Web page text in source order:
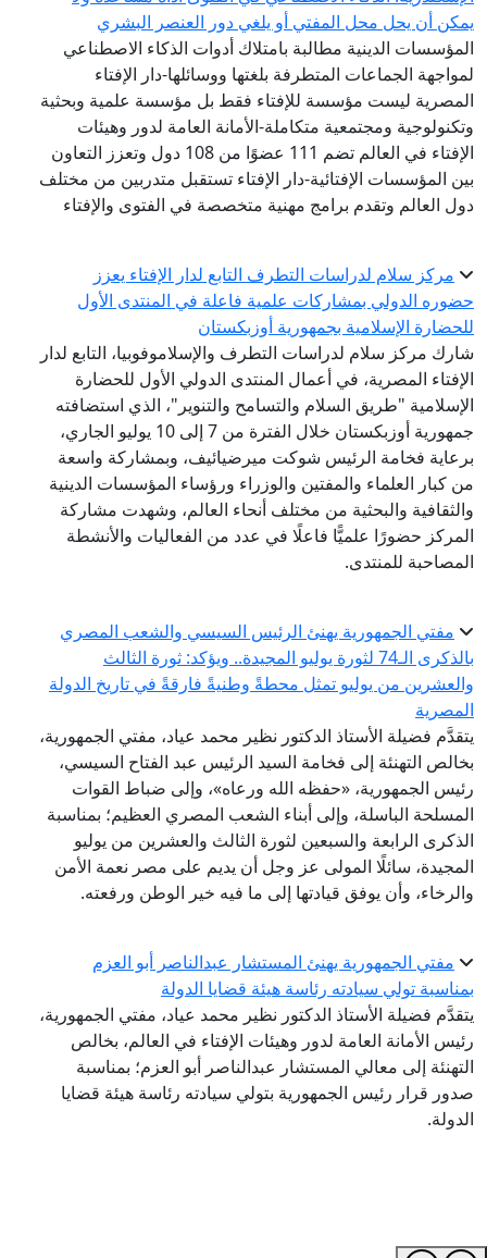
يمكن أن يحل محل المفتي أو يلغي دور العنصر البشري
المؤسسات الدينية مطالبة بامتلاك أدوات الذكاء الاصطناعي
لمواجهة الجماعات المتطرفة بلغتها ووسائلها-دار الإفتاء
المصرية ليست مؤسسة للإفتاء فقط بل مؤسسة علمية وبحثية
وتكنولوجية ومجتمعية متكاملة-الأمانة العامة لدور وهيئات
الإفتاء في العالم تضم 111 عضوًا من 108 دول وتعزز التعاون
بين المؤسسات الإفتائية-دار الإفتاء تستقبل متدربين من مختلف
دول العالم وتقدم برامج مهنية متخصصة في الفتوى والإفتاء
مركز سلام لدراسات التطرف التابع لدار الإفتاء يعزز
حضوره الدولي بمشاركات علمية فاعلة في المنتدى الأول
للحضارة الإسلامية بجمهورية أوزبكستان
شارك مركز سلام لدراسات التطرف والإسلاموفوبيا، التابع لدار
الإفتاء المصرية، في أعمال المنتدى الدولي الأول للحضارة
الإسلامية "طريق السلام والتسامح والتنوير"، الذي استضافته
جمهورية أوزبكستان خلال الفترة من 7 إلى 10 يوليو الجاري،
برعاية فخامة الرئيس شوكت ميرضيائيف، وبمشاركة واسعة
من كبار العلماء والمفتين والوزراء ورؤساء المؤسسات الدينية
والثقافية والبحثية من مختلف أنحاء العالم، وشهدت مشاركة
المركز حضورًا علميًّا فاعلًا في عدد من الفعاليات والأنشطة
المصاحبة للمنتدى.
مفتي الجمهورية يهنئ الرئيس السيسي والشعب المصري
بالذكرى الـ74 لثورة يوليو المجيدة.. ويؤكد: ثورة الثالث
والعشرين من يوليو تمثل محطةً وطنيةً فارقةً في تاريخ الدولة
المصرية
يتقدَّم فضيلة الأستاذ الدكتور نظير محمد عياد، مفتي الجمهورية،
بخالص التهنئة إلى فخامة السيد الرئيس عبد الفتاح السيسي،
رئيس الجمهورية، «حفظه الله ورعاه»، وإلى ضباط القوات
المسلحة الباسلة، وإلى أبناء الشعب المصري العظيم؛ بمناسبة
الذكرى الرابعة والسبعين لثورة الثالث والعشرين من يوليو
المجيدة، سائلًا المولى عز وجل أن يديم على مصر نعمة الأمن
والرخاء، وأن يوفق قيادتها إلى ما فيه خير الوطن ورفعته.
مفتي الجمهورية يهنئ المستشار عبدالناصر أبو العزم
بمناسبة تولي سيادته رئاسة هيئة قضايا الدولة
يتقدَّم فضيلة الأستاذ الدكتور نظير محمد عياد، مفتي الجمهورية،
رئيس الأمانة العامة لدور وهيئات الإفتاء في العالم، بخالص
التهنئة إلى معالي المستشار عبدالناصر أبو العزم؛ بمناسبة
صدور قرار رئيس الجمهورية بتولي سيادته رئاسة هيئة قضايا
الدولة.